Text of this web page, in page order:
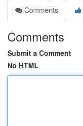
Comments
Comments
Submit a Comment
No HTML